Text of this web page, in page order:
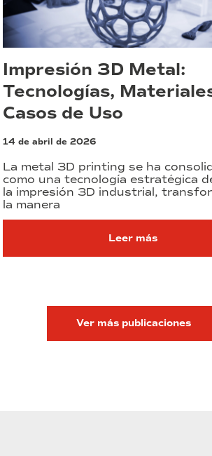
Impresión 3D Metal:
Tecnologías,
Casos de Uso
14 de abril de 2026
La metal 3D printing se ha
como una tecnología estratégica
la impresión 3D industrial,
la manera
Leer más
Ver más publicaciones